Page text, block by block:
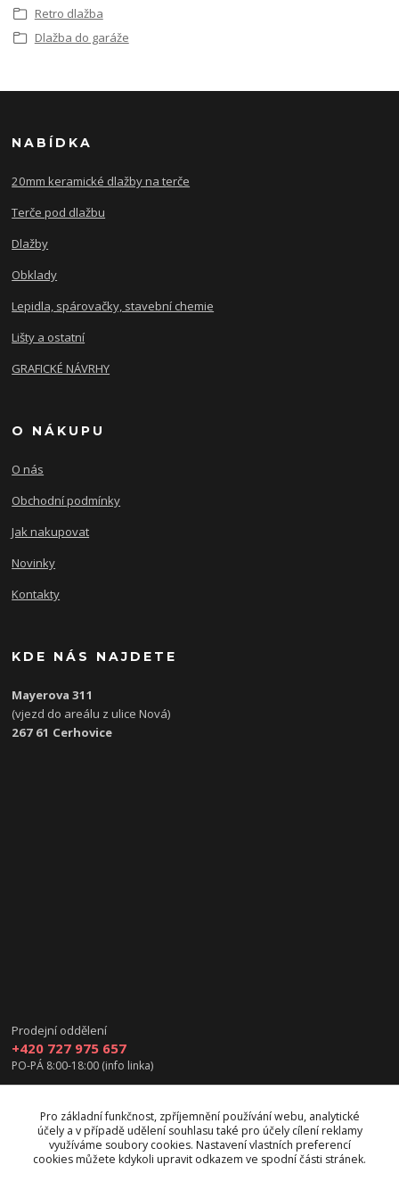
Retro dlažba
Dlažba do garáže
NABÍDKA
20mm keramické dlažby na terče
Terče pod dlažbu
Dlažby
Obklady
Lepidla, spárovačky, stavební chemie
Lišty a ostatní
GRAFICKÉ NÁVRHY
O NÁKUPU
O nás
Obchodní podmínky
Jak nakupovat
Novinky
Kontakty
KDE NÁS NAJDETE
Mayerova 311
(vjezd do areálu z ulice Nová)
267 61 Cerhovice
Prodejní oddělení
+420 727 975 657
PO-PÁ 8:00-18:00 (info linka)
Pro základní funkčnost, zpříjemnění používání webu, analytické
účely a v případě udělení souhlasu také pro účely cílení reklamy
využíváme soubory cookies. Nastavení vlastních preferencí
cookies můžete kdykoli upravit odkazem ve spodní části stránek.